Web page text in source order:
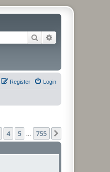
Search
Login
Register
4 5 755